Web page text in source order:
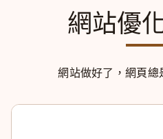
網站優
網站做好了，網頁總